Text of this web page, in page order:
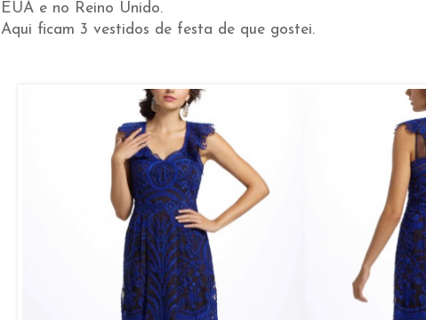
EUA e no Reino Unido.
Aqui ficam 3 vestidos de festa de que gostei.